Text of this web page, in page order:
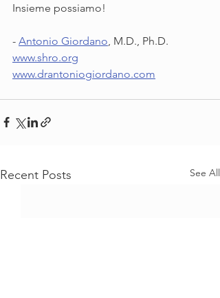
Insieme possiamo!
- Antonio Giordano , M.D., Ph.D.
www.shro.org
www.drantoniogiordano.com
Recent Posts See All